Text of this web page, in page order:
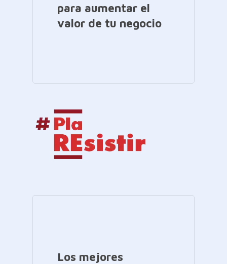
para aumentar el
valor de tu negocio
Los mejores